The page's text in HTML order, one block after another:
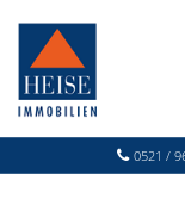
0521 /